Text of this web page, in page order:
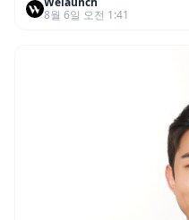
권리 발생 즉시 행사
8월 6일 오전 1:41